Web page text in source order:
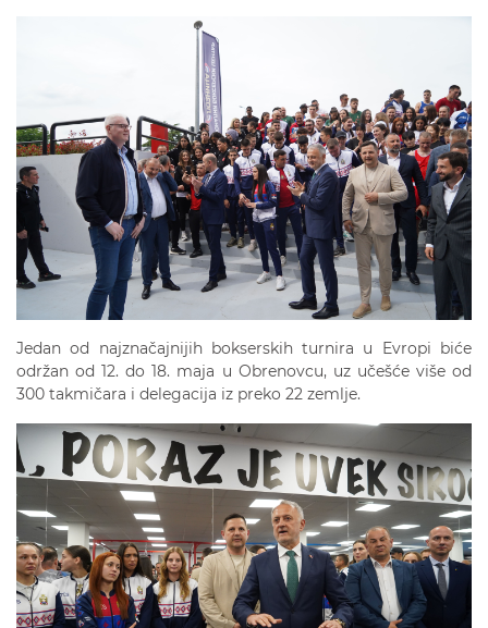
Jedan od najznačajnijih bokserskih turnira u Evropi biće
održan od 12. do 18. maja u Obrenovcu, uz učešće više od
300 takmičara i delegacija iz preko 22 zemlje.